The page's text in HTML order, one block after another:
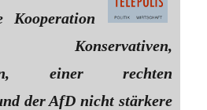
Kooperation
einer rechten
der AfD nicht stärkere